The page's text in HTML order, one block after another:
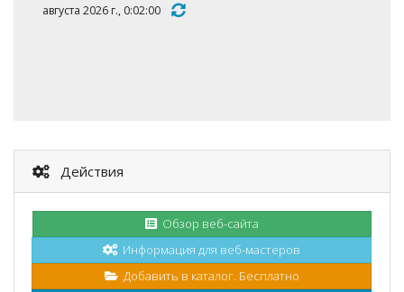
августа 2026 г., 0:02:00
Действия
Обзор веб-сайта
Информация для веб-мастеров
Добавить в каталог. Бесплатно